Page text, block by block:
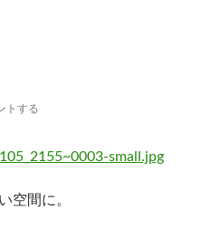
トする
空間に。